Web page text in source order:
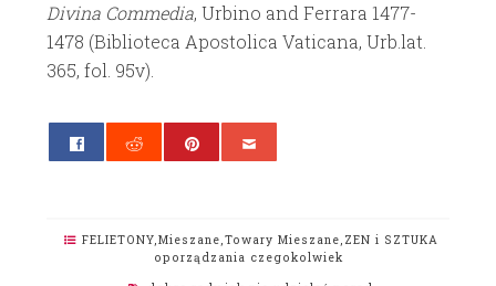
Divina Commedia, Urbino and Ferrara 1477-
1478 (Biblioteca Apostolica Vaticana, Urb.lat.
365, fol. 95v).
FELIETONY,Mieszane,Towary Mieszane, ZEN i SZTUKA
oporządzania czegokolwiek